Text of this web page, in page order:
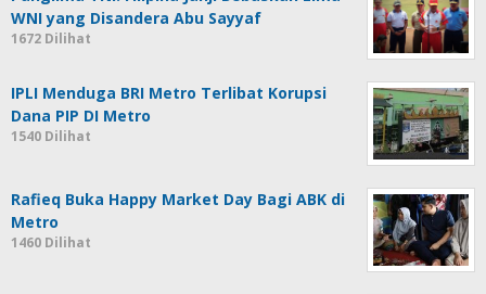
WNI yang Disandera Abu Sayyaf
1672 Dilihat
IPLI Menduga BRI Metro Terlibat Korupsi
Dana PIP DI Metro
1540 Dilihat
Rafieq Buka Happy Market Day Bagi ABK di
Metro
1460 Dilihat